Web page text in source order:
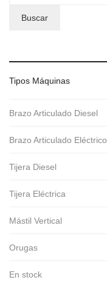
Buscar
Tipos Máquinas
Brazo Articulado Diesel
Brazo Articulado Eléctrico
Tijera Diesel
Tijera Eléctrica
Mástil Vertical
Orugas
En stock